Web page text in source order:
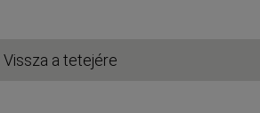
Vissza a tetejére